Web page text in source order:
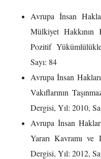
Avrupa İnsan
Mülkiyet Hakkının
Pozitif
Sayı: 84
Avrupa İnsan
Vakıflarının
Dergisi, Yıl: 2010,
Avrupa İnsan
Yararı Kavramı
Dergisi, Yıl: 2012,